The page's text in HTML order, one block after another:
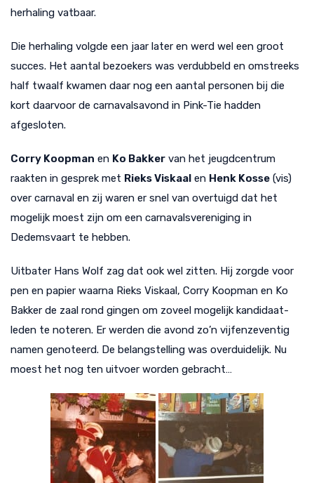
herhaling vatbaar.
Die herhaling volgde een jaar later en werd wel een groot
succes. Het aantal bezoekers was verdubbeld en omstreeks
half twaalf kwamen daar nog een aantal personen bij die
kort daarvoor de carnavalsavond in Pink-Tie hadden
afgesloten.
Corry Koopman en Ko Bakker van het jeugdcentrum
raakten in gesprek met Rieks Viskaal en Henk Kosse (vis)
over carnaval en zij waren er snel van overtuigd dat het
mogelijk moest zijn om een carnavalsvereniging in
Dedemsvaart te hebben.
Uitbater Hans Wolf zag dat ook wel zitten. Hij zorgde voor
pen en papier waarna Rieks Viskaal, Corry Koopman en Ko
Bakker de zaal rond gingen om zoveel mogelijk kandidaat-
leden te noteren. Er werden die avond zo’n vijfenzeventig
namen genoteerd. De belangstelling was overduidelijk. Nu
moest het nog ten uitvoer worden gebracht…